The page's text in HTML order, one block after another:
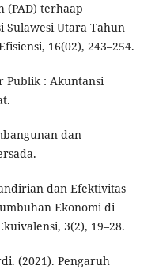
(PAD) terhaap
Sulawesi Utara Tahun
16(02), 243–254.
Publik : Akuntansi
dan
dan Efektivitas
Ekonomi di
3(2), 19–28.
(2021). Pengaruh